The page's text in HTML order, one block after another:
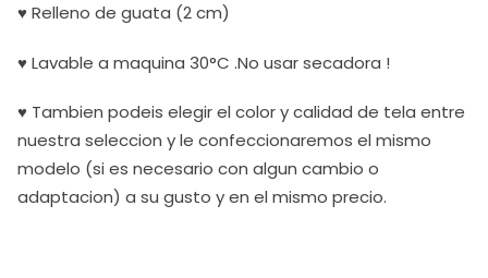
♥ Relleno de guata (2 cm)
♥ Lavable a maquina 30°C .No usar secadora !
♥ Tambien podeis elegir el color y calidad de tela entre
nuestra seleccion y le confeccionaremos el mismo
modelo (si es necesario con algun cambio o
adaptacion) a su gusto y en el mismo precio.